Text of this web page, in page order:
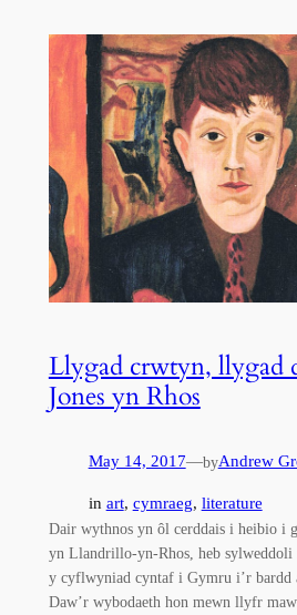
Llygad crwtyn, llygad
Jones yn Rhos
May 14, 2017—byAndrew
in art, cymraeg, literature
Dair wythnos yn ôl cerddais i heibio i
yn Llandrillo-yn-Rhos, heb sylweddoli
y cyflwyniad cyntaf i Gymru i’r bardd
Daw’r wybodaeth hon mewn llyfr